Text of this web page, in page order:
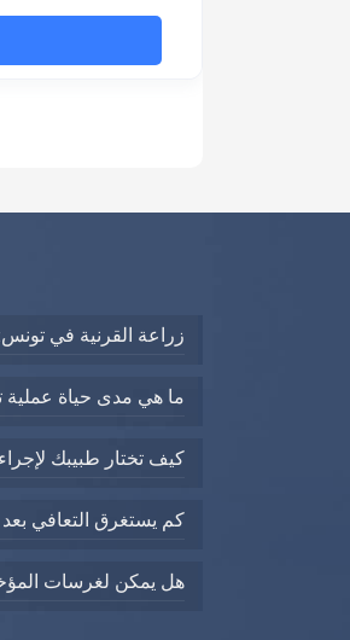
زراعة القرنية في
ما هي مدى حياة
كيف تختار طبيبك
كم يستغرق التعافي
هل يمكن لغرسات